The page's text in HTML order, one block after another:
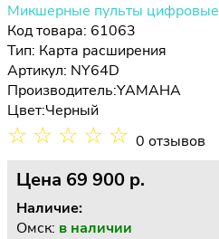
Микшерные пульты цифровые
Код товара: 61063
Тип: Карта расширения
Артикул: NY64D
Производитель:YAMAHA
Цвет:Черный
☆ ☆ ☆ ☆ ☆ 0 отзывов
Цена 69 900 p.
Наличие:
Омск: в наличии